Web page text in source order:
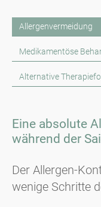
Allergenvermeidung
Medikamentöse
Alternative
Eine absolute
während der
Der Allergen-
wenige Schritte